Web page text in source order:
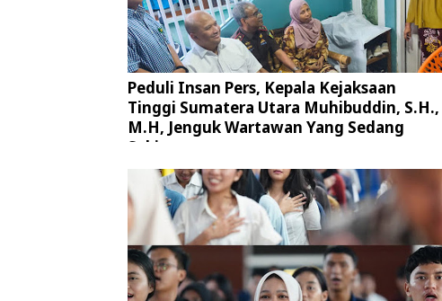
Peduli Insan Pers, Kepala Kejaksaan
Tinggi Sumatera Utara Muhibuddin, S.H.,
M.H, Jenguk Wartawan Yang Sedang
Sakit